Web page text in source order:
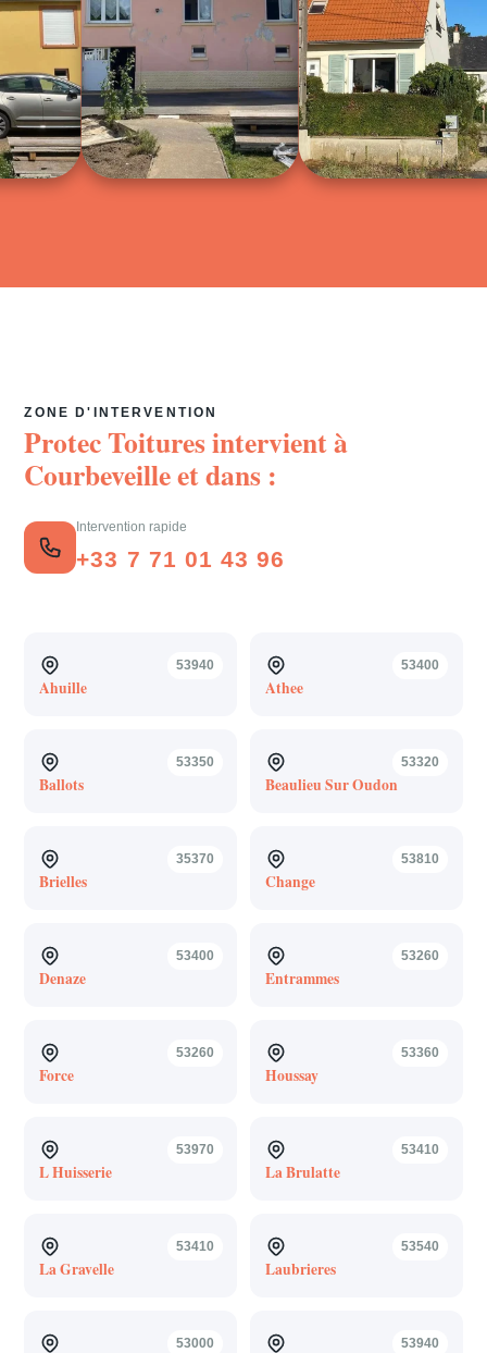
ZONE D'INTERVENTION
Protec Toitures intervient à
Courbeveilleet dans :
Intervention rapide
+33 7 71 01 43 96
53940
Ahuille
53400
Athee
53350
Ballots
53320
Beaulieu Sur Oudon
35370
Brielles
53810
Change
53400
Denaze
53260
Entrammes
53260
Force
53360
Houssay
53970
L Huisserie
53410
La Brulatte
53410
La Gravelle
53540
Laubrieres
53000 53940